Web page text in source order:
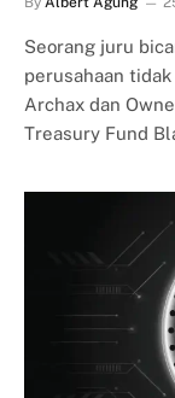
Seorang juru
perusahaan
Archax dan
Treasury Fund